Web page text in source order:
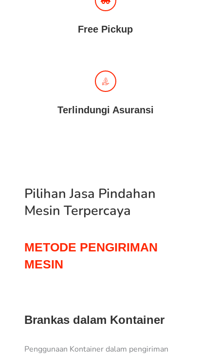
Free Pickup
Terlindungi Asuransi
Pilihan Jasa Pindahan
Mesin Terpercaya
METODE PENGIRIMAN
MESIN
Brankas dalam Kontainer
Penggunaan Kontainer dalam pengiriman